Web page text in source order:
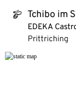
tchibo_logo Tchibo im
EDEKA
Prittriching